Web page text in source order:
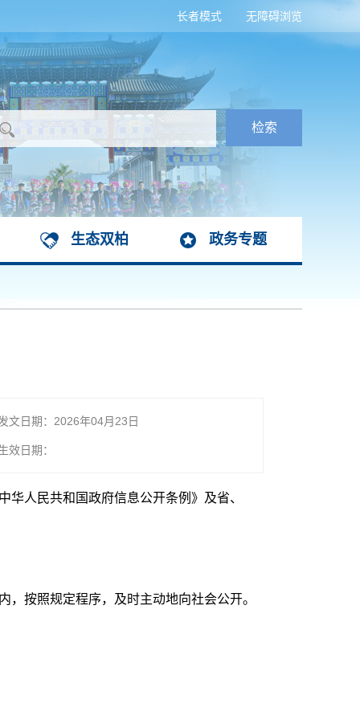
无障碍浏览
长者模式
生态双柏 政务专题
文日期：2026年04月23日
效日期：
人民共和国政府信息公开条例》及省、
按照规定程序，及时主动地向社会公开。